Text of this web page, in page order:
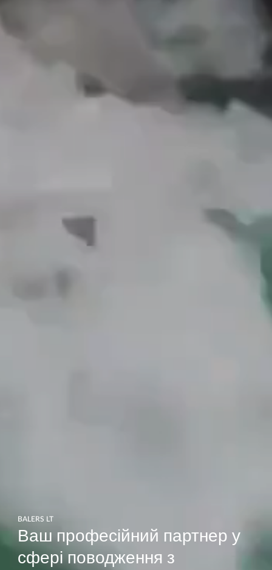
BALERS LT
Ваш професійний партнер у
сфері поводження з